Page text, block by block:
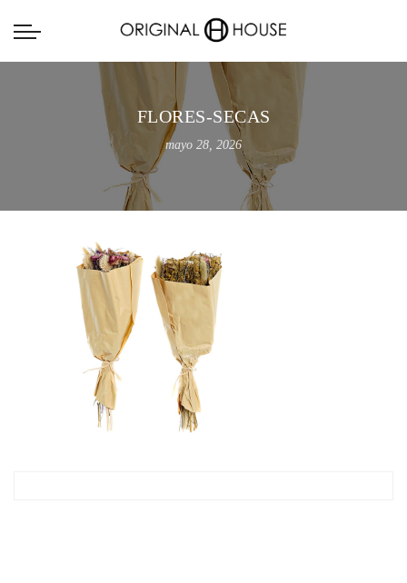
FLORES-SECAS
mayo 28, 2026